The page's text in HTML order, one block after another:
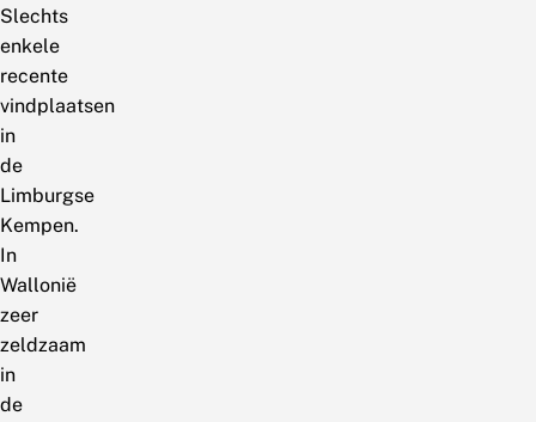
Slechts
enkele
recente
vindplaatsen
in
de
Limburgse
Kempen.
In
Wallonië
zeer
zeldzaam
in
de